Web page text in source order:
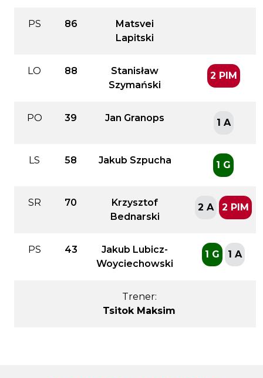
PS 86
Matsvei
Lapitski
LO 88
Stanisław
Szymański
2 PIM
PO 39 Jan Granops 1 A
LS 58 Jakub Szpucha 1 G
SR 70
Krzysztof
Bednarski
2 A 2 PIM
PS 43
Jakub Lubicz-
Woyciechowski
1 G 1 A
Trener:
Tsitok Maksim